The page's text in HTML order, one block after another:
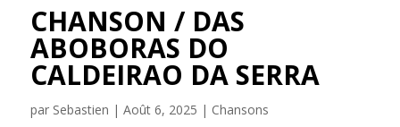
CHANSON / DAS
ABOBORAS DO
CALDEIRAO DA SERRA
par Sebastien | Août 6, 2025 | Chansons